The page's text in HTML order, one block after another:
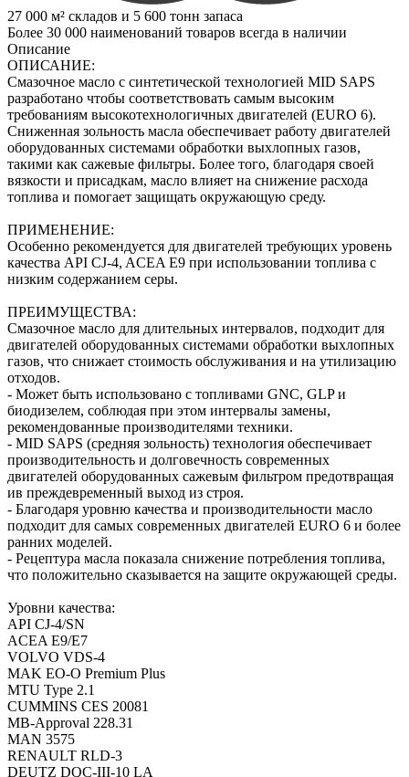
27 000 м² складов и 5 600 тонн запаса
Более 30 000 наименований товаров всегда в наличии
Описание
ОПИСАНИЕ:
Смазочное масло с синтетической технологией MID SAPS
разработано чтобы соответствовать самым высоким
требованиям высокотехнологичных двигателей (EURO 6).
Сниженная зольность масла обеспечивает работу двигателей
оборудованных системами обработки выхлопных газов,
такими как сажевые фильтры. Более того, благодаря своей
вязкости и присадкам, масло влияет на снижение расхода
топлива и помогает защищать окружающую среду.
ПРИМЕНЕНИЕ:
Особенно рекомендуется для двигателей требующих уровень
качества API CJ-4, ACEA E9 при использовании топлива с
низким содержанием серы.
ПРЕИМУЩЕСТВА:
Смазочное масло для длительных интервалов, подходит для
двигателей оборудованных системами обработки выхлопных
газов, что снижает стоимость обслуживания и на утилизацию
отходов.
- Может быть использовано с топливами GNC, GLP и
биодизелем, соблюдая при этом интервалы замены,
рекомендованные производителями техники.
- MID SAPS (средняя зольность) технология обеспечивает
производительность и долговечность современных
двигателей оборудованных сажевым фильтром предотвращая
ив преждевременный выход из строя.
- Благодаря уровню качества и производительности масло
подходит для самых современных двигателей EURO 6 и более
ранних моделей.
- Рецептура масла показала снижение потребления топлива,
что положительно сказывается на защите окружающей среды.
Уровни качества:
API CJ-4/SN
ACEA E9/E7
VOLVO VDS-4
MAK EO-O Premium Plus
MTU Type 2.1
CUMMINS CES 20081
MB-Approval 228.31
MAN 3575
RENAULT RLD-3
DEUTZ DQC-III-10 LA